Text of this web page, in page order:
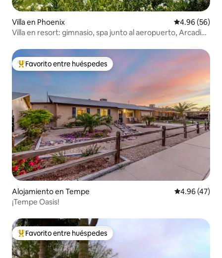
Villa en Phoenix Calificación
4.96 (56)
Villa en resort: gimnasio, spa junto al aeropuerto, Arcadia,
Favorito entre huéspedes preferido
Favorito entre huéspedes
Alojamiento en Tempe Calificación
4.96 (47)
¡Tempe Oasis!
Favorito entre huéspedes preferido
Favorito entre huéspedes